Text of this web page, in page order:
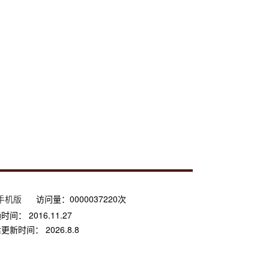
机版 访问量： 0000037220次
间： 2016.11 .27
新时间： 2026.8.8